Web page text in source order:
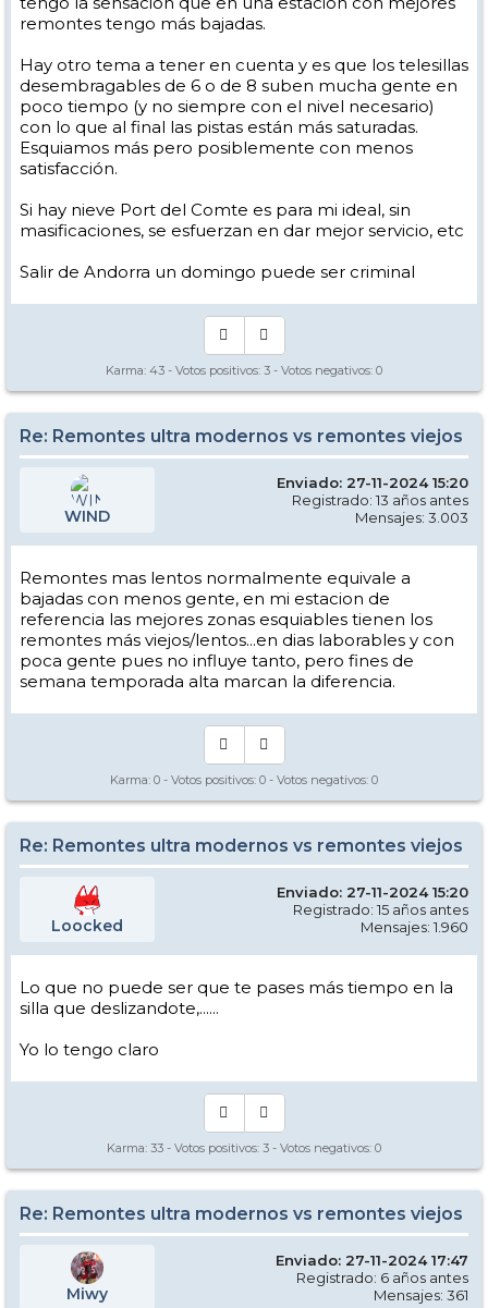
remontes tengo más bajadas.
Hay otro tema a tener en cuenta y es que los telesillas
desembragables de 6 o de 8 suben mucha gente en
poco tiempo (y no siempre con el nivel necesario)
con lo que al final las pistas están más saturadas.
Esquiamos más pero posiblemente con menos
satisfacción.
Si hay nieve Port del Comte es para mi ideal, sin
masificaciones, se esfuerzan en dar mejor servicio, etc
Salir de Andorra un domingo puede ser criminal
Karma: 43 - Votos positivos: 3 - Votos negativos: 0
Re: Remontes ultra modernos vs remontes viejos
WIND
Enviado: 27-11-2024 15:20
Registrado: 13 años antes
Mensajes: 3.003
Remontes mas lentos normalmente equivale a
bajadas con menos gente, en mi estacion de
referencia las mejores zonas esquiables tienen los
remontes más viejos/lentos...en dias laborables y con
poca gente pues no influye tanto, pero fines de
semana temporada alta marcan la diferencia.
Karma: 0 - Votos positivos: 0 - Votos negativos: 0
Re: Remontes ultra modernos vs remontes viejos
Loocked
Enviado: 27-11-2024 15:20
Registrado: 15 años antes
Mensajes: 1.960
Lo que no puede ser que te pases más tiempo en la
silla que deslizandote,......
Yo lo tengo claro
Karma: 33 - Votos positivos: 3 - Votos negativos: 0
Re: Remontes ultra modernos vs remontes viejos
Miwy
Enviado: 27-11-2024 17:47
Registrado: 6 años antes
Mensajes: 361